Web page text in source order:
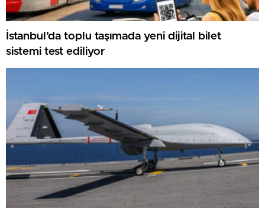
İstanbul’da toplu taşımada yeni dijital bilet
sistemi test ediliyor